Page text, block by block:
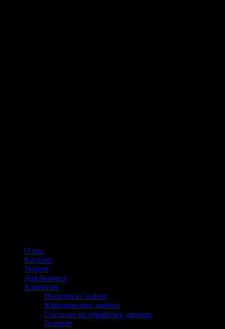
О нас
Каталог
Услуги
Для бизнеса
Клиентам
Политика Cookies
Юридические данные
Согласие на обработку данных
Возврат